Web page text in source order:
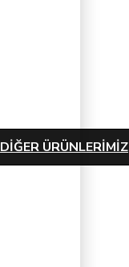
DIĞER ÜRÜNLERIMIZ